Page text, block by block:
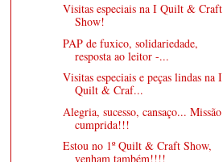
Visitas especiais na I Quilt & Craft
Show!
PAP de fuxico, solidariedade,
resposta ao leitor -...
Visitas especiais e peças lindas na I
Quilt & Craf...
Alegria, sucesso, cansaço... Missão
cumprida!!!
Estou no 1º Quilt & Craft Show,
venham também!!!!